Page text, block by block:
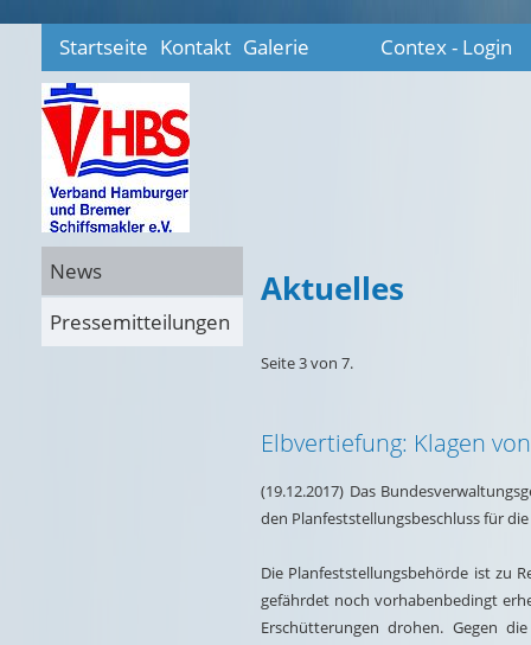
Startseite Kontakt Galerie Contex - Login
News
Pressemitteilungen
Aktuelles
Seite 3 von 7.
Elbvertiefung: Klagen
(19.12.2017) Das
den Planfeststellungsbeschluss für
Die Planfeststellungsbehörde ist zu
gefährdet noch vorhabenbedingt
Erschütterungen drohen. Gegen